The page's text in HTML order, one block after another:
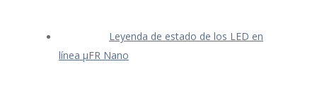
Leyenda de estado de los LED en
línea μFR Nano